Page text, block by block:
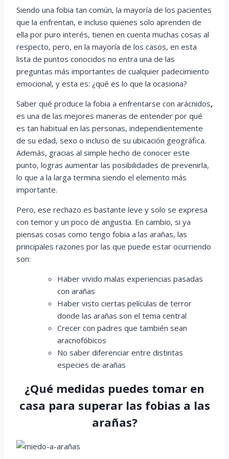
Siendo una fobia tan común, la mayoría de los pacientes
que la enfrentan, e incluso quienes solo aprenden de
ella por puro interés, tienen en cuenta muchas cosas al
respecto, pero, en la mayoría de los casos, en esta
lista de puntos conocidos no entra una de las
preguntas más importantes de cualquier padecimiento
emocional, y esta es: ¿qué es lo que la ocasiona?
Saber qué produce la fobia a enfrentarse con arácnidos,
es una de las mejores maneras de entender por qué
es tan habitual en las personas, independientemente
de su edad, sexo o incluso de su ubicación geográfica.
Además, gracias al simple hecho de conocer este
punto, logras aumentar las posibilidades de prevenirla,
lo que a la larga termina siendo el elemento más
importante.
Pero, ese rechazo es bastante leve y solo se expresa
con temor y un poco de angustia. En cambio, si ya
piensas cosas como tengo fobia a las arañas, las
principales razones por las que puede estar ocurriendo
son:
Haber vivido malas experiencias pasadas
con arañas
Haber visto ciertas películas de terror
donde las arañas son el tema central
Crecer con padres que también sean
aracnofóbicos
No saber diferenciar entre distintas
especies de arañas
¿Qué medidas puedes tomar en
casa para superar las fobias a las
arañas?